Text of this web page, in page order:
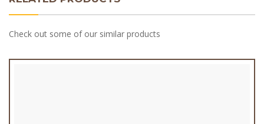
Check out some of our similar products